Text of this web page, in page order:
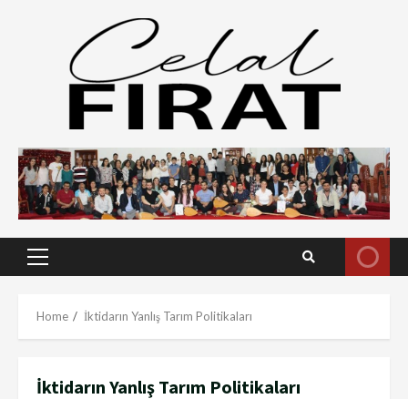
Primary
Home İktidarın Yanlış Tarım Politikaları
İktidarın Yanlış Tarım Politikaları